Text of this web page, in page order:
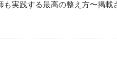
実践する最高の整え方〜掲載